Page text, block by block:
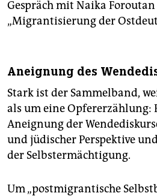
Gespräch mit Naika
„Migrantisierung der
Aneignung des
Stark ist der Sammelband,
als um eine Opfererzählung:
Aneignung der
und jüdischer Perspektive
der Selbstermächtigung.
Um „postmigrantische